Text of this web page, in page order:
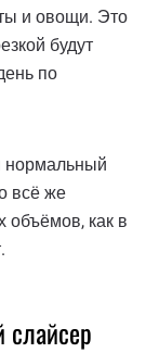
и овощи. Это
будут
по
нормальный
всё же
объёмов, как в